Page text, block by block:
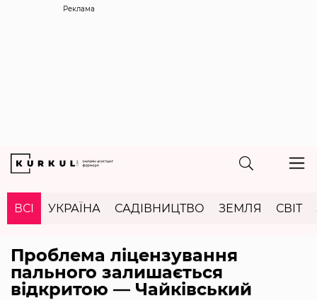
Реклама
ВСІ УКРАЇНА САДІВНИЦТВО ЗЕМЛЯ СВІТ
Проблема ліцензування
пального залишається
відкритою — Чайківський